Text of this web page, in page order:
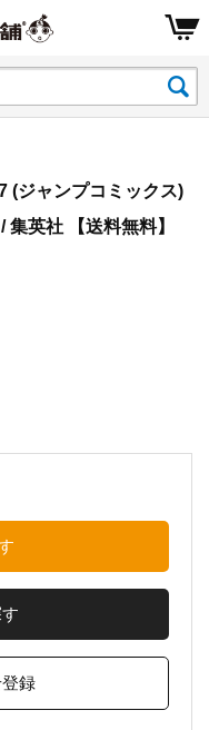
(ジャンプコミックス)
集英社 【送料無料】
録